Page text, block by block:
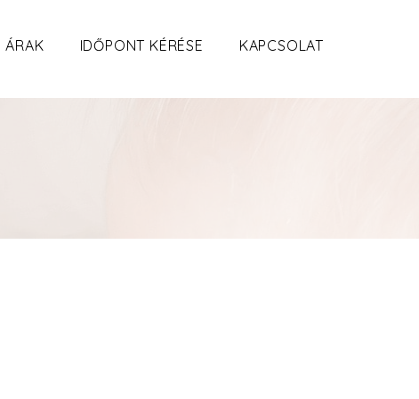
ÁRAK IDŐPONT KÉRÉSE KAPCSOLAT